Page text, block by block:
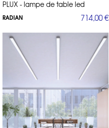
PLUX - lampe de table led
RADIAN 714,00 €